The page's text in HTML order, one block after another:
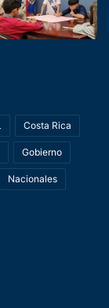
Costa Rica
Gobierno
Nacionales